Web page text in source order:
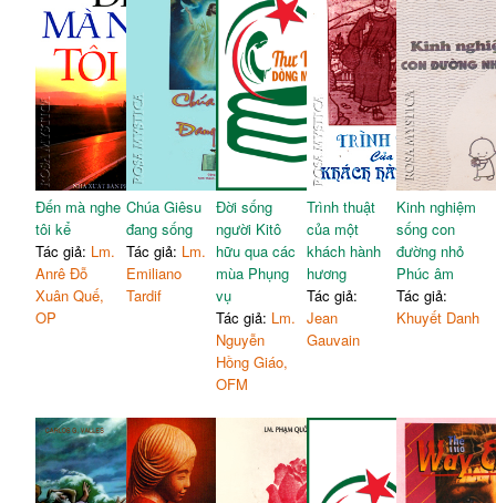
Đến mà nghe
tôi kể
Tác giả: Lm.
Anrê Đỗ
Xuân Quế,
OP
Chúa Giêsu
đang sống
Tác giả: Lm.
Emiliano
Tardif
Đời sống
người Kitô
hữu qua các
mùa Phụng
vụ
Tác giả: Lm.
Nguyễn
Hồng Giáo,
OFM
Trình thuật
của một
khách hành
hương
Tác giả:
Jean
Gauvain
Kinh nghiệm
sống con
đường nhỏ
Phúc âm
Tác giả:
Khuyết Danh